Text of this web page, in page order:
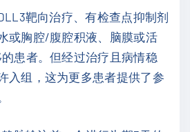
靶向治疗、有检查点抑制剂
或胸腔/腹腔积液、脑膜或活
患者。但经过治疗且病情稳
入组，这为更多患者提供了参